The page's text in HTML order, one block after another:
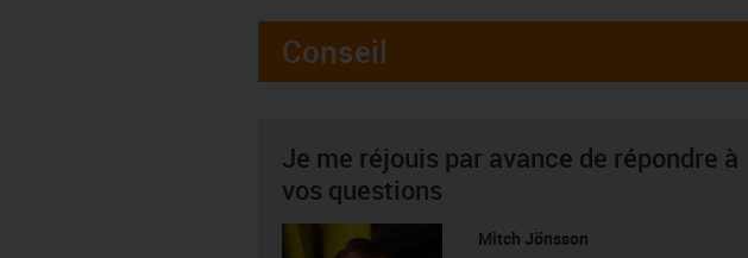
Conseil
Je me réjouis par avance de répondre à
vos questions
Mitch Jönsson